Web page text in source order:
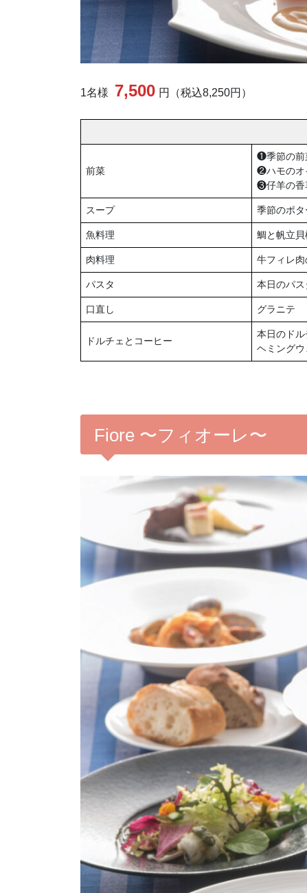
1名様 7,500 円（税込8,250円）
前菜
❶季節の前
❷ハモのオ
❸仔羊の香
スープ 季節のポ
魚料理 鯛と帆立
肉料理 牛フィレ
パスタ 本日のパス
口直し グラニテ
ドルチェとコーヒー
本日のド
ヘミング
Fiore 〜フィオーレ〜